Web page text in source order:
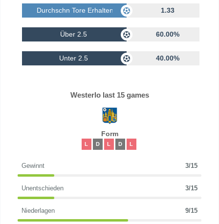
Durchschn Tore Erhalten 1.33
Über 2.5 60.00%
Unter 2.5 40.00%
Westerlo last 15 games
Form
L D L D L
Gewinnt 3/15
Unentschieden 3/15
Niederlagen 9/15